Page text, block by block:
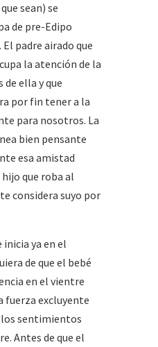
sean) se
de pre-Edipo
padre airado que
la atención de la
de ella y que
por fin tener a la
para nosotros. La
bien pensante
esa amistad
que roba al
considera suyo por
inicia ya en el
de que el bebé
en el vientre
fuerza excluyente
los sentimientos
Antes de que el